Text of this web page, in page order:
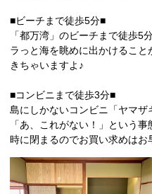
■ビーチまで徒歩5分■
「都万湾」のビーチまで徒歩5
ラっと海を眺めに出かけるこ
きちゃいますよ♪
■コンビニまで徒歩3分■
島にしかないコンビニ「ヤマザ
「あ、これがない！」という
時に閉まるのでお買い求めはお